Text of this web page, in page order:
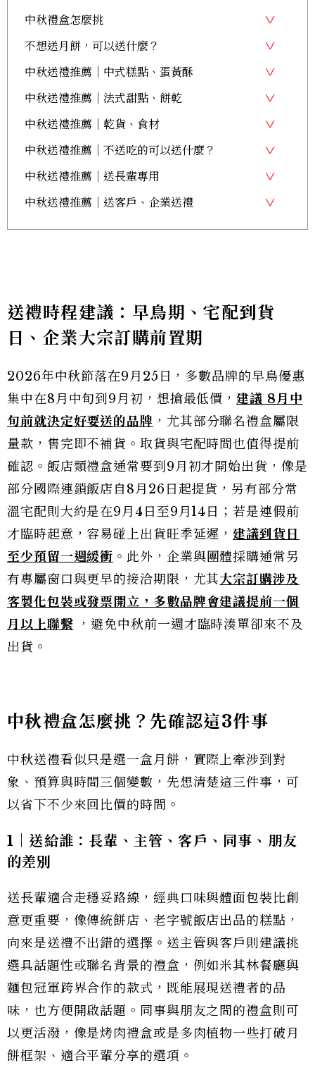
中秋禮盒怎麼挑
不想送月餅，可以送什麼？
中秋送禮推薦｜中式糕點、蛋黃酥
中秋送禮推薦｜法式甜點、餅乾
中秋送禮推薦｜乾貨、食材
中秋送禮推薦｜不送吃的可以送什麼？
中秋送禮推薦｜送長輩專用
中秋送禮推薦｜送客戶、企業送禮
送禮時程建議：早鳥期、宅配到貨
日、企業大宗訂購前置期
2026年中秋節落在9月25日，多數品牌的早鳥優惠
集中在8月中旬到9月初，想搶最低價，建議 8月中
旬前就決定好要送的品牌 ，尤其部分聯名禮盒屬限
量款，售完即不補貨。取貨與宅配時間也值得提前
確認。飯店類禮盒通常要到9月初才開始出貨，像是
部分國際連鎖飯店自8月26日起提貨，另有部分常
溫宅配則大約是在9月4日至9月14日；若是連假前
才臨時起意，容易碰上出貨旺季延遲，建議到貨日
至少預留一週緩衝 。此外，企業與團體採購通常另
有專屬窗口與更早的接洽期限，尤其大宗訂購涉及
客製化包裝或發票開立， 多數品牌會建議提前一個
月以上聯繫 ，避免中秋前一週才臨時湊單卻來不及
出貨。
中秋禮盒怎麼挑？先確認這3件事
中秋送禮看似只是選一盒月餅，實際上牽涉到對
象、預算與時間三個變數，先想清楚這三件事，可
以省下不少來回比價的時間。
1｜送給誰：長輩、主管、客戶、同事、朋友
的差別
送長輩適合走穩妥路線，經典口味與體面包裝比創
意更重要，像傳統餅店、老字號飯店出品的糕點，
向來是送禮不出錯的選擇。送主管與客戶則建議挑
選具話題性或聯名背景的禮盒，例如米其林餐廳與
麵包冠軍跨界合作的款式，既能展現送禮者的品
味，也方便開啟話題。同事與朋友之間的禮盒則可
以更活潑，像是烤肉禮盒或是多肉植物一些打破月
餅框架、適合平輩分享的選項。